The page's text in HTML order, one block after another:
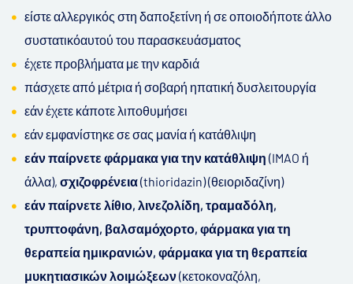
είστε αλλεργικός στη δαποξετίνη ή σε οποιοδήποτε άλλο
συστατικόαυτού του παρασκευάσματος
έχετε προβλήματα με την καρδιά
πάσχετε από μέτρια ή σοβαρή ηπατική δυσλειτουργία
εάν έχετε κάποτε λιποθυμήσει
εάν εμφανίστηκε σε σας μανία ή κατάθλιψη
εάν παίρνετε φάρμακα για την κατάθλιψη (IMAO ή
άλλα), σχιζοφρένεια(thioridazin) (θειοριδαζίνη)
εάν παίρνετε λίθιο, λινεζολίδη, τραμαδόλη,
τρυπτοφάνη, βαλσαμόχορτο, φάρμακα για τη
θεραπεία ημικρανιών, φάρμακα για τη θεραπεία
μυκητιασικών λοιμώξεων(κετοκοναζόλη,